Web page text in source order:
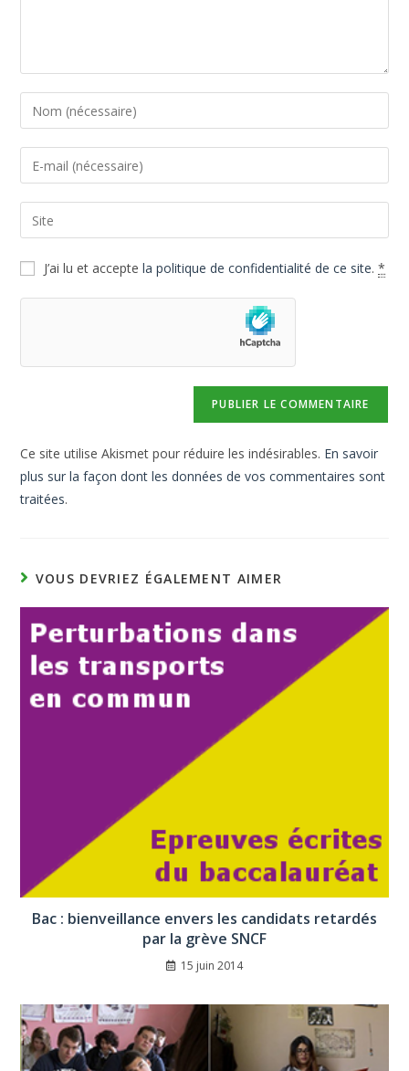
J’ai lu et acceptela politique de confidentialité de ce site.*
Ce site utilise Akismet pour réduire les indésirables. En savoir
plus sur la façon dont les données de vos commentaires sont
traitées.
VOUS DEVRIEZ ÉGALEMENT AIMER
Bac : bienveillance envers les candidats retardés
par la grève SNCF
15 juin 2014